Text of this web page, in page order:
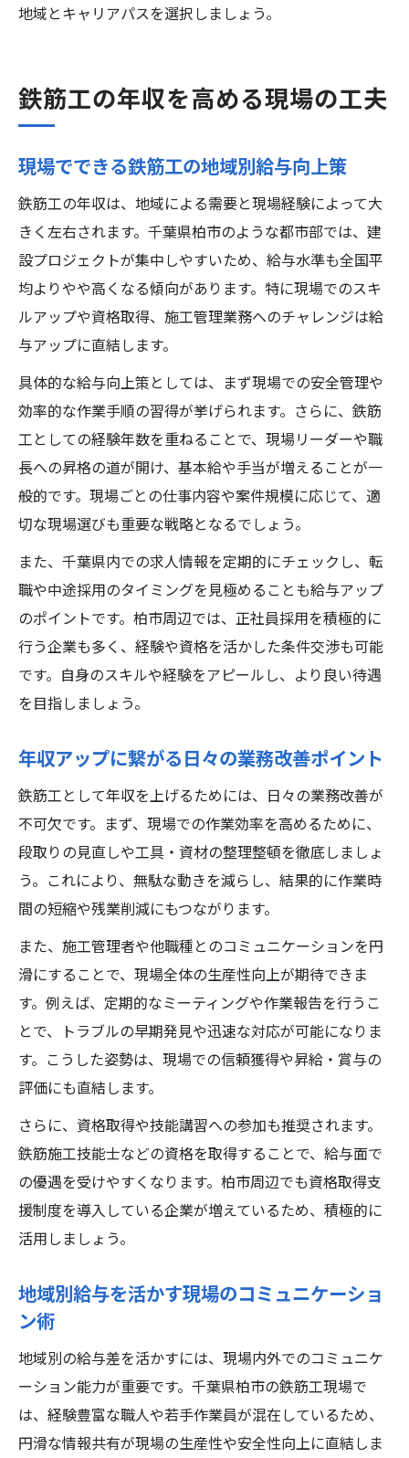
地域とキャリアパスを選択しましょう。
鉄筋工の年収を高める現場の工夫
現場でできる鉄筋工の地域別給与向上策
鉄筋工の年収は、地域による需要と現場経験によって大
きく左右されます。千葉県柏市のような都市部では、建
設プロジェクトが集中しやすいため、給与水準も全国平
均よりやや高くなる傾向があります。特に現場でのスキ
ルアップや資格取得、施工管理業務へのチャレンジは給
与アップに直結します。
具体的な給与向上策としては、まず現場での安全管理や
効率的な作業手順の習得が挙げられます。さらに、鉄筋
工としての経験年数を重ねることで、現場リーダーや職
長への昇格の道が開け、基本給や手当が増えることが一
般的です。現場ごとの仕事内容や案件規模に応じて、適
切な現場選びも重要な戦略となるでしょう。
また、千葉県内での求人情報を定期的にチェックし、転
職や中途採用のタイミングを見極めることも給与アップ
のポイントです。柏市周辺では、正社員採用を積極的に
行う企業も多く、経験や資格を活かした条件交渉も可能
です。自身のスキルや経験をアピールし、より良い待遇
を目指しましょう。
年収アップに繋がる日々の業務改善ポイント
鉄筋工として年収を上げるためには、日々の業務改善が
不可欠です。まず、現場での作業効率を高めるために、
段取りの見直しや工具・資材の整理整頓を徹底しましょ
う。これにより、無駄な動きを減らし、結果的に作業時
間の短縮や残業削減にもつながります。
また、施工管理者や他職種とのコミュニケーションを円
滑にすることで、現場全体の生産性向上が期待できま
す。例えば、定期的なミーティングや作業報告を行うこ
とで、トラブルの早期発見や迅速な対応が可能になりま
す。こうした姿勢は、現場での信頼獲得や昇給・賞与の
評価にも直結します。
さらに、資格取得や技能講習への参加も推奨されます。
鉄筋施工技能士などの資格を取得することで、給与面で
の優遇を受けやすくなります。柏市周辺でも資格取得支
援制度を導入している企業が増えているため、積極的に
活用しましょう。
地域別給与を活かす現場のコミュニケーショ
ン術
地域別の給与差を活かすには、現場内外でのコミュニケ
ーション能力が重要です。千葉県柏市の鉄筋工現場で
は、経験豊富な職人や若手作業員が混在しているため、
円滑な情報共有が現場の生産性や安全性向上に直結しま